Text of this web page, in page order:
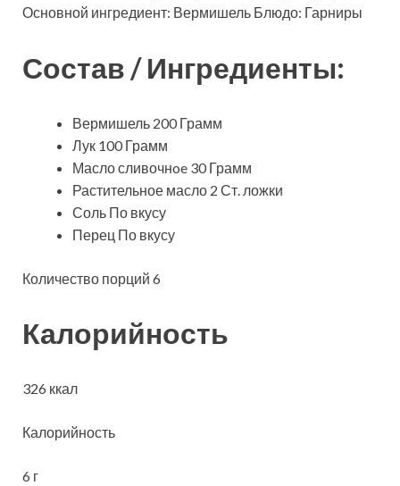
Основной ингредиент: Вермишель Блюдо: Гарниры
Состав / Ингредиенты:
Вермишель 200 Грамм
Лук 100 Грамм
Масло сливочнoe 30 Грамм
Растительное масло 2 Ст. ложки
Соль По вкусу
Перец По вкусу
Количество порций 6
Калорийность
326 ккал
Калорийность
6 г